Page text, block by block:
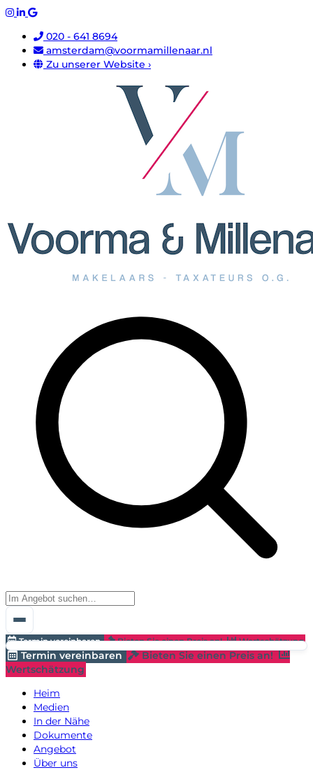
020 - 641 8694
amsterdam@voormamillenaar.nl
Zu unserer Website ›
Termin vereinbaren Bieten Sie einen Preis an! Wertschätzung
Termin vereinbaren
Bieten Sie einen Preis an!
Wertschätzung
Heim
Medien
In der Nähe
Dokumente
Angebot
Über uns